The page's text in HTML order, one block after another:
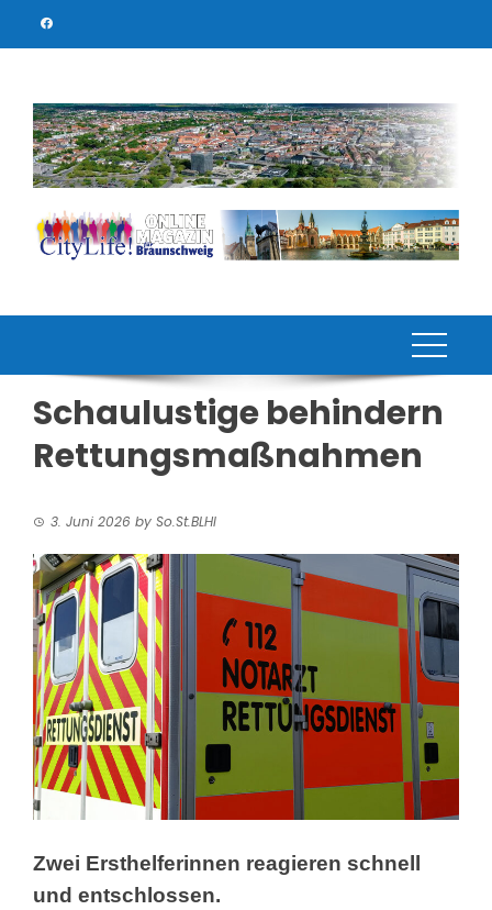
Schaulustige behindern
Rettungsmaßnahmen
3. Juni 2026 by So.St.BLHI
Zwei Ersthelferinnen reagieren schnell
und entschlossen.